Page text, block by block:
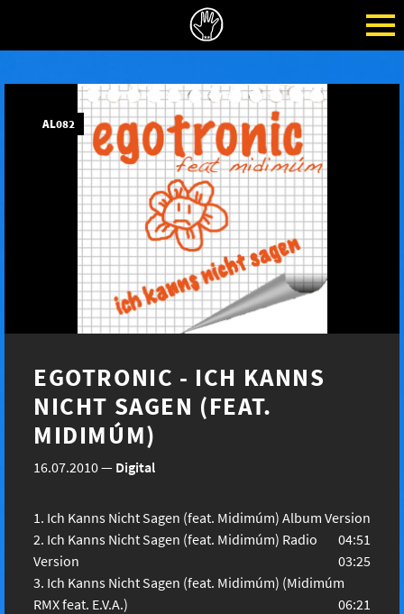
AL082
EGOTRONIC - ICH KANNS
NICHT SAGEN (FEAT.
MIDIMÚM)
16.07.2010— Digital
Ich Kanns Nicht Sagen (feat. Midimúm) Album Version
04:51
Ich Kanns Nicht Sagen (feat. Midimúm) Radio
Version
03:25
Ich Kanns Nicht Sagen (feat. Midimúm) (Midimúm
RMX feat. E.V.A.)
06:21